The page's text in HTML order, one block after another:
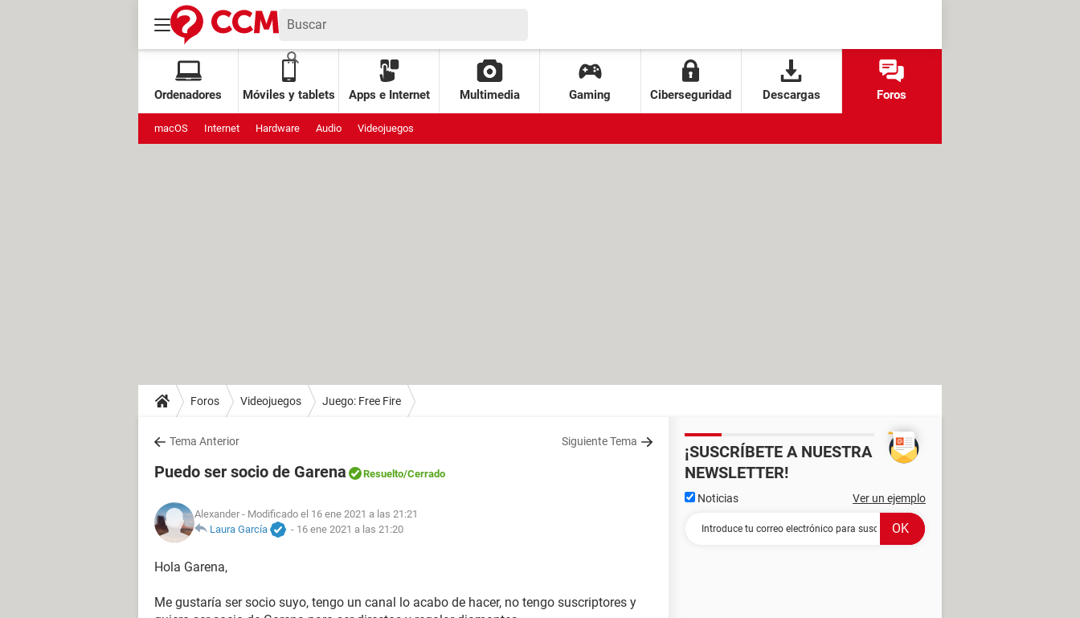
Ordenadores Móviles y tablets Apps e Internet Multimedia Gaming Ciberseguridad Descargas Foros
macOS Internet Hardware Audio Videojuegos
Foros Videojuegos Juego: Free Fire
Tema Anterior Siguiente Tema
Puedo ser socio de Garena Resuelto/Cerrado
Alexander - Modificado el 16 ene 2021 a las 21:21
Laura García
- 16 ene 2021 a las 21:20
Hola Garena,
Me gustaría ser socio suyo, tengo un canal lo acabo de hacer, no tengo suscriptores y
¡SUSCRÍBETE A NUESTRA
NEWSLETTER!
Noticias Ver un ejemplo